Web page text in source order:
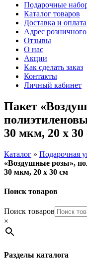
Подарочные
Каталог товаров
Доставка и оплата
Адрес
Отзывы
О нас
Акции
Как сделать заказ
Контакты
Личный кабинет
Пакет
30 мкм, 20 х 30
Каталог » Подарочная
«Воздушные розы»,
30 мкм, 20 х 30 см
Поиск товаров
Поиск товаров
×
Разделы каталога